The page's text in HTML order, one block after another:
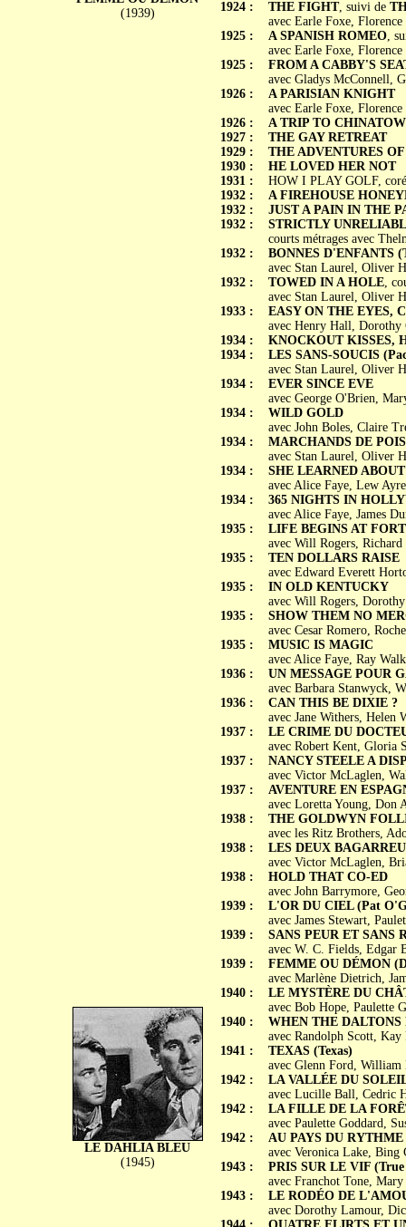
(1939)
LE DAHLIA BLEU
(1945)
1924 :
1925 :
1925 :
1926 :
1926 :
1927 :
1929 :
1930 :
1931 :
1932 :
1932 :
1932 :
1932 :
1932 :
1933 :
1934 :
1934 :
1934 :
1934 :
1934 :
1934 :
1934 :
1935 :
1935 :
1935 :
1935 :
1935 :
1936 :
1936 :
1937 :
1937 :
1937 :
1938 :
1938 :
1938 :
1939 :
1939 :
1939 :
1940 :
1940 :
1941 :
1942 :
1942 :
1942 :
1943 :
1943 :
THE FIGHT, suivi de
avec Earle Foxe,
A SPANISH ROMEO,
avec Earle Foxe,
FROM A CABBY'S
avec Gladys McConnell,
A PARISIAN KNIGHT
avec Earle Foxe,
A TRIP TO
THE GAY RETREAT
THE ADVENTURES
HE LOVED HER NOT
HOW I PLAY GOLF,
A FIREHOUSE
JUST A PAIN IN THE
STRICTLY
courts métrages avec
BONNES D'ENFANTS
avec Stan Laurel, Oliver
TOWED IN A HOLE,
avec Stan Laurel, Oliver
EASY ON THE EYES,
avec Henry Hall, Dorothy
KNOCKOUT KISSES,
LES SANS-SOUCIS
avec Stan Laurel, Oliver
EVER SINCE EVE
avec George O'Brien,
WILD GOLD
avec John Boles, Claire
MARCHANDS DE
avec Stan Laurel, Oliver
SHE LEARNED
avec Alice Faye, Lew
365 NIGHTS IN
avec Alice Faye, James
LIFE BEGINS AT
avec Will Rogers,
TEN DOLLARS RAISE
avec Edward Everett
IN OLD KENTUCKY
avec Will Rogers,
SHOW THEM NO
avec Cesar Romero,
MUSIC IS MAGIC
avec Alice Faye, Ray
UN MESSAGE POUR
avec Barbara Stanwyck,
CAN THIS BE DIXIE ?
avec Jane Withers,
LE CRIME DU
avec Robert Kent, Gloria
NANCY STEELE A
avec Victor McLaglen,
AVENTURE EN
avec Loretta Young, Don
THE GOLDWYN
avec les Ritz Brothers,
LES DEUX
avec Victor McLaglen,
HOLD THAT CO-ED
avec John Barrymore,
L'OR DU CIEL (Pat
avec James Stewart,
SANS PEUR ET SANS
avec W. C. Fields, Edgar
FEMME OU DÉMON
avec Marlène Dietrich,
LE MYSTÈRE DU
avec Bob Hope, Paulette
WHEN THE DALTONS
avec Randolph Scott,
TEXAS (Texas)
avec Glenn Ford, William
LA VALLÉE DU
avec Lucille Ball, Cedric
LA FILLE DE LA
avec Paulette Goddard,
AU PAYS DU
avec Veronica Lake,
PRIS SUR LE VIF
avec Franchot Tone,
LE RODÉO DE
avec Dorothy Lamour,